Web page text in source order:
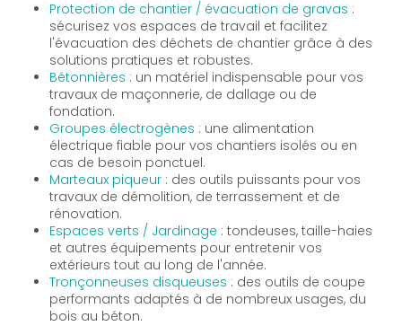
Protection de chantier / évacuation de gravas :
sécurisez vos espaces de travail et facilitez
l'évacuation des déchets de chantier grâce à des
solutions pratiques et robustes.
Bétonnières : un matériel indispensable pour vos
travaux de maçonnerie, de dallage ou de
fondation.
Groupes électrogènes : une alimentation
électrique fiable pour vos chantiers isolés ou en
cas de besoin ponctuel.
Marteaux piqueur : des outils puissants pour vos
travaux de démolition, de terrassement et de
rénovation.
Espaces verts / Jardinage : tondeuses, taille-haies
et autres équipements pour entretenir vos
extérieurs tout au long de l'année.
Tronçonneuses disqueuses : des outils de coupe
performants adaptés à de nombreux usages, du
bois au béton.